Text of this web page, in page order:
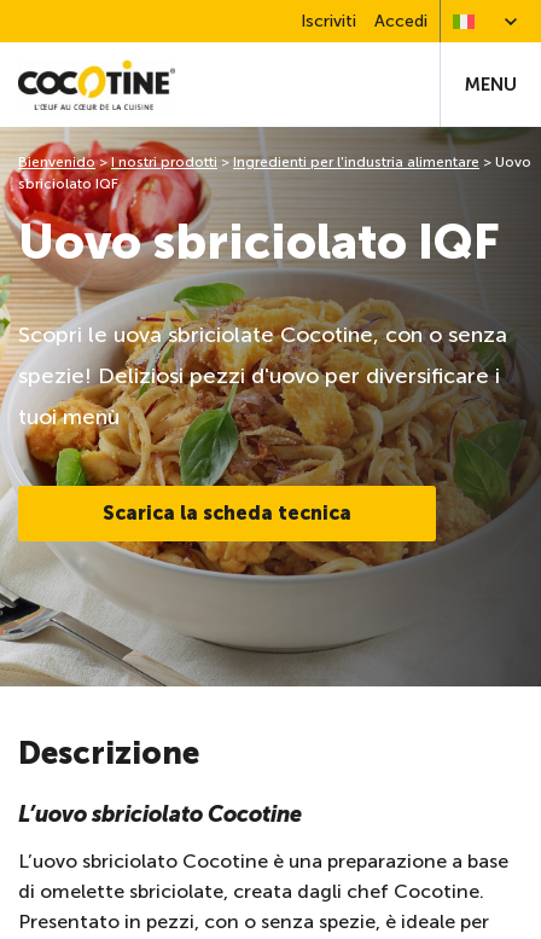
Iscriviti Accedi
MENU
Uovo sbriciolato IQF
Scopri le uova sbriciolate Cocotine, con o senza
spezie! Deliziosi pezzi d'uovo per diversificare i
tuoi menù
Scarica la scheda tecnica
Bienvenido>I nostri prodotti>Ingredienti per l'industria alimentare > Uovo
sbriciolato IQF
Descrizione
L’uovo sbriciolato Cocotine
L’uovo sbriciolato Cocotine è una preparazione a base
di omelette sbriciolate, creata dagli chef Cocotine.
Presentato in pezzi, con o senza spezie, è ideale per